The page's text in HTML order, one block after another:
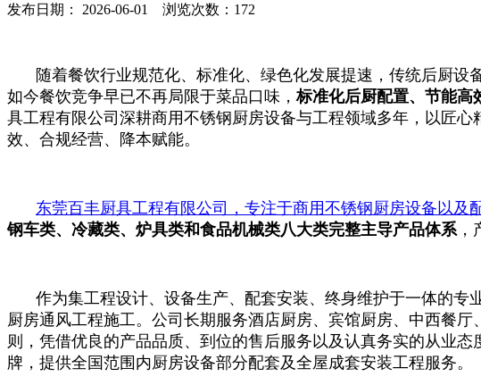
发布日期： 2026-06-01 浏览次数：172
随着餐饮行业规范化、标准化、绿色化发展提速，传统后厨设
如今餐饮竞争早已不再局限于菜品口味，标准化后厨配置、节能高
具工程有限公司深耕商用不锈钢厨房设备与工程领域多年，以匠
效、合规经营、降本赋能。
东莞百丰厨具工程有限公司，专注于商用不锈钢厨房设备以及
钢车类、冷藏类、炉具类和食品机械类八大类完整主导产品体系
作为集工程设计、设备生产、配套安装、终身维护于一体的专
厨房通风工程施工。公司长期服务酒店厨房、宾馆厨房、中西餐
则，凭借优良的产品品质、到位的售后服务以及认真务实的从业
牌，提供全国范围内厨房设备部分配套及全屋成套安装工程服务。